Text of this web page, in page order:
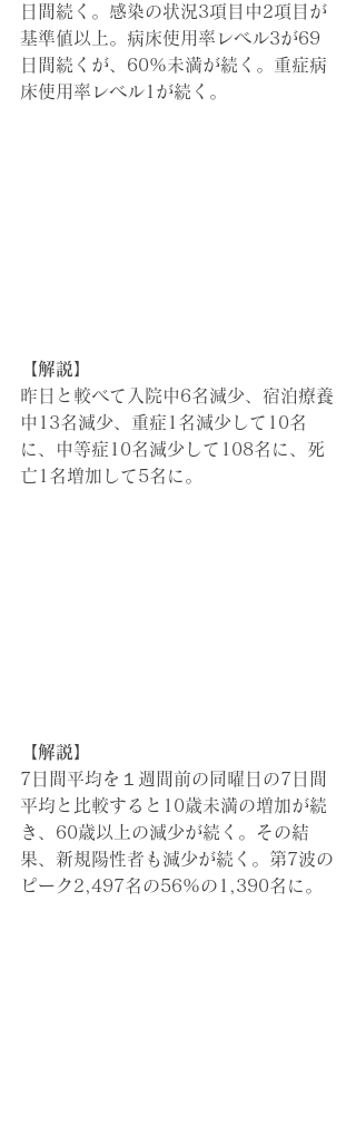
日間続く。感染の状況3項目中2項目が
基準値以上。病床使用率レベル3が69
日間続くが、60%未満が続く。重症病
床使用率レベル1が続く。
【解説】
昨日と較べて入院中6名減少、宿泊療養
中13名減少、 重症1名減少して 10名
に、中等症10名減少 して108名に、死
亡1名増加して5名に。
【解説】
7日間平均を１週間前の同曜日の7日間
平均と比較すると10歳未満の増加が続
き、60歳以上の減少が続く。その結
果、新規陽性者も減少が続く。第7波の
ピーク2,497名の56%の1,390名に。